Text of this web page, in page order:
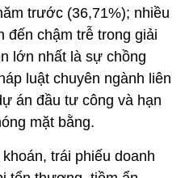
trước (36,71%); nhiều
đến chậm trễ trong giải
lớn nhất là sự chồng
luật chuyên ngành liên
án đầu tư công và hạn
mặt bằng.
trái phiếu doanh